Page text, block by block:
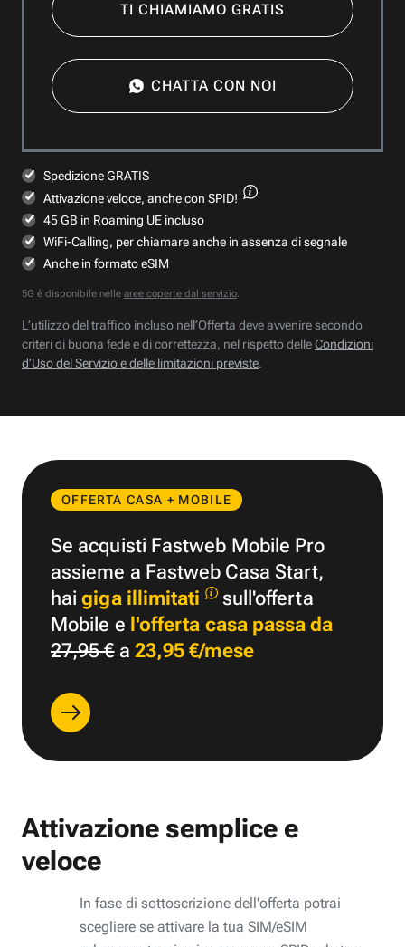
TI CHIAMIAMO GRATIS
CHATTA CON NOI
Spedizione GRATIS
Attivazione veloce, anche con SPID!
45 GB in Roaming UE incluso
WiFi-Calling, per chiamare anche in assenza di segnale
Anche in formato eSIM
5G è disponibile nelle aree coperte dal servizio.
L’utilizzo del traffico incluso nell’Offerta deve avvenire secondo
criteri di buona fede e di correttezza, nel rispetto delleCondizioni
d’Uso del Servizio e delle limitazioni previste.
OFFERTA CASA + MOBILE
Se acquisti Fastweb Mobile Pro
assieme a Fastweb Casa Start,
haigiga illimitati
sull'offerta
Mobile e l'offerta casa passa da
27,95 €a 23,95 €/mese
Attivazione semplice e
veloce
In fase di sottoscrizione dell'offerta potrai
scegliere se attivare la tua SIM/eSIM